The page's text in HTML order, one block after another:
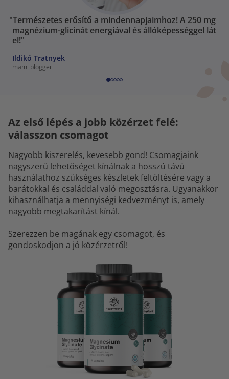
"Természetes erősítő a mindennapjaimhoz! A 250 mg
magnézium-glicinát energiával és állóképességgel lát
el!"
Ildikó Tratnyek
mami blogger
Az első lépés a jobb közérzet felé:
válasszon csomagot
Nagyobb kiszerelés, kevesebb gond! Csomagjaink
nagyszerű lehetőséget kínálnak a hosszú távú
használathoz szükséges készletek feltöltésére vagy a
barátokkal és családdal való megosztásra. Ugyanakkor
kihasználhatja a mennyiségi kedvezményt is, amely
nagyobb megtakarítást kínál.
Szerezzen be magának egy csomagot, és
gondoskodjon a jó közérzetről!